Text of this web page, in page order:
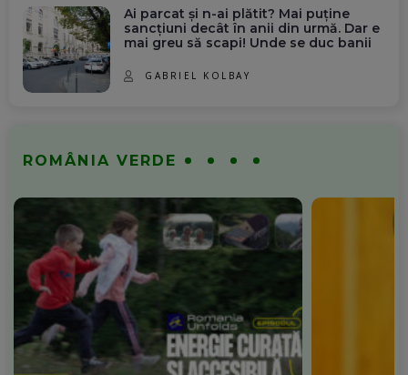
Ai parcat și n-ai plătit? Mai puține
sancțiuni decât în anii din urmă. Dar e
mai greu să scapi! Unde se duc banii
GABRIEL KOLBAY
ROMÂNIA VERDE